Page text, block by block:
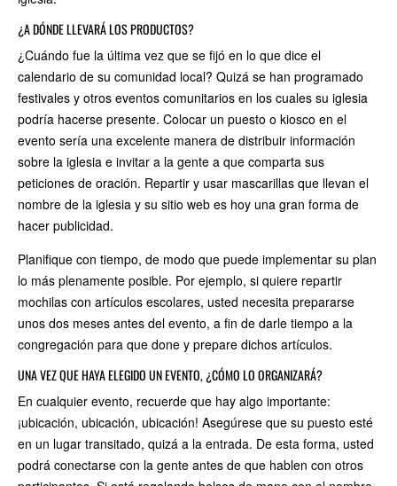
¿A DÓNDE LLEVARÁ LOS PRODUCTOS?
¿Cuándo fue la última vez que se fijó en lo que dice el
calendario de su comunidad local? Quizá se han programado
festivales y otros eventos comunitarios en los cuales su iglesia
podría hacerse presente. Colocar un puesto o kiosco en el
evento sería una excelente manera de distribuir información
sobre la iglesia e invitar a la gente a que comparta sus
peticiones de oración. Repartir y usar mascarillas que llevan el
nombre de la iglesia y su sitio web es hoy una gran forma de
hacer publicidad.
Planifique con tiempo, de modo que puede implementar su plan
lo más plenamente posible. Por ejemplo, si quiere repartir
mochilas con artículos escolares, usted necesita prepararse
unos dos meses antes del evento, a fin de darle tiempo a la
congregación para que done y prepare dichos artículos.
UNA VEZ QUE HAYA ELEGIDO UN EVENTO, ¿CÓMO LO ORGANIZARÁ?
En cualquier evento, recuerde que hay algo importante:
¡ubicación, ubicación, ubicación! Asegúrese que su puesto esté
en un lugar transitado, quizá a la entrada. De esta forma, usted
podrá conectarse con la gente antes de que hablen con otros